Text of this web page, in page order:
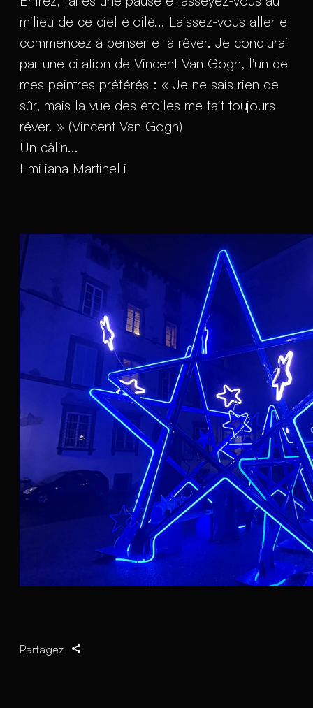
milieu de ce ciel étoilé... Laissez-vous aller et
commencez à penser et à rêver. Je conclurai
par une citation de Vincent Van Gogh, l'un de
mes peintres préférés : « Je ne sais rien de
sûr, mais la vue des étoiles me fait toujours
rêver. » (Vincent Van Gogh)
Un câlin...
Emiliana Martinelli
Partagez